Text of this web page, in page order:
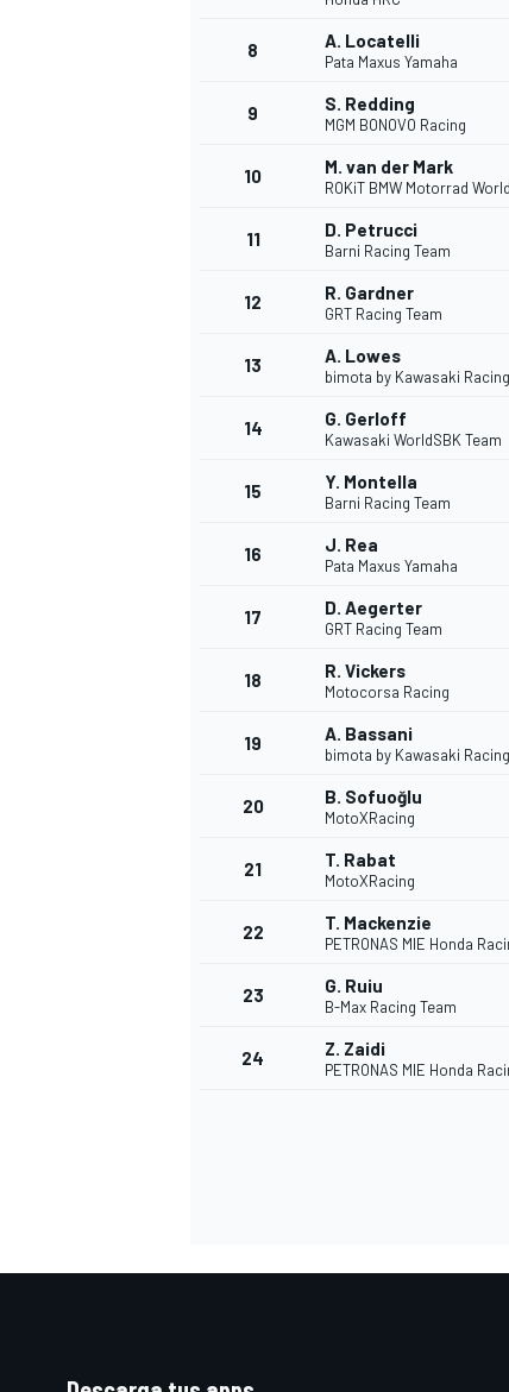
FÓRMULA E
8 A. Locatelli
Pata Maxus Yamaha
9 S. Redding
MGM BONOVO Racing
10 M. van der Mark
ROKiT BMW Motorrad
11 D. Petrucci
Barni Racing Team
12 R. Gardner
GRT Racing Team
13 A. Lowes
bimota by Kawasaki
14 G. Gerloff
Kawasaki WorldSBK Team
15 Y. Montella
Barni Racing Team
16 J. Rea
Pata Maxus Yamaha
17 D. Aegerter
GRT Racing Team
18 R. Vickers
Motocorsa Racing
19 A. Bassani
bimota by Kawasaki
20 B. Sofuoğlu
MotoXRacing
21 T. Rabat
MotoXRacing
22 T. Mackenzie
PETRONAS MIE Honda
23 G. Ruiu
B-Max Racing Team
24 Z. Zaidi
PETRONAS MIE Honda